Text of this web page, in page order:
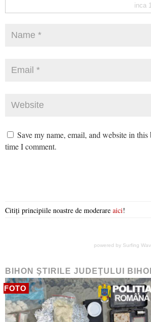
inca
Save my name, email, and website in
time I comment.
Citiți principiile noastre de moderare aici!
powered by Surfing
BIHON ŞTIRILE JUDEŢULUI
FOTO